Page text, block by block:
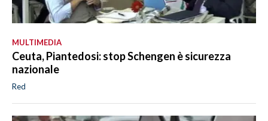
MULTIMEDIA
Ceuta, Piantedosi: stop Schengen è sicurezza
nazionale
Red